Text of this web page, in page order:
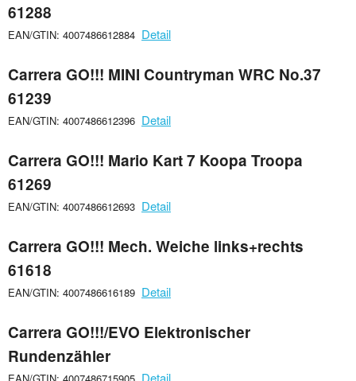
61288
EAN/GTIN: 4007486612884 Detail
Carrera GO!!! MINI Countryman WRC No.37
61239
EAN/GTIN: 4007486612396 Detail
Carrera GO!!! Mario Kart 7 Koopa Troopa
61269
EAN/GTIN: 4007486612693 Detail
Carrera GO!!! Mech. Weiche links+rechts
61618
EAN/GTIN: 4007486616189 Detail
Carrera GO!!!/EVO Elektronischer
Rundenzähler
EAN/GTIN: 4007486715905 Detail